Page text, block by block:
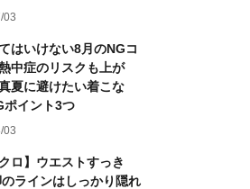
03
てはいけない8月のNGコ
中症のリスクも上が
夏に避けたい着こな
ポイント3つ
03
クロ】ウエストすっき
のラインはしっかり隠れ